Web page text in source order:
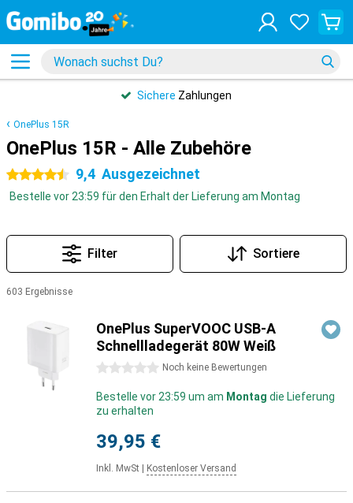
Sichere Zahlungen
OnePlus 15R
OnePlus 15R - Alle Zubehöre
4.5 Sterne 9,4 Ausgezeichnet
Bestelle vor 23:59 für den Erhalt der Lieferung am Montag
Filter Sortiere
603 Ergebnisse
OnePlus SuperVOOC USB-A
Schnellladegerät 80W Weiß
0 Sterne Noch keine Bewertungen
Bestelle vor 23:59 um am Montag die Lieferung
zu erhalten
39,95 €
Inkl. MwSt Kostenloser Versand